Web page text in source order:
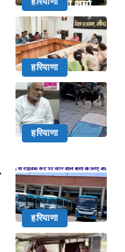
हरियाणा
हरियाणा
हरियाणा